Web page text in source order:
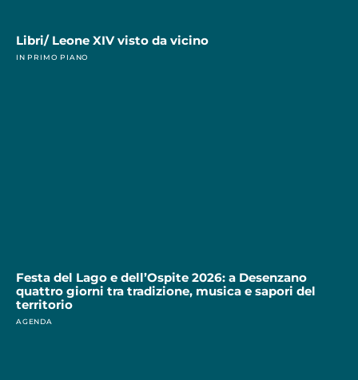
Libri/ Leone XIV visto da vicino
IN PRIMO PIANO
Festa del Lago e dell’Ospite 2026: a Desenzano
quattro giorni tra tradizione, musica e sapori del
territorio
AGENDA